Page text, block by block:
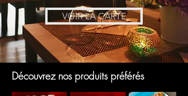
VOIR LA CARTE
Découvrez nos produits préférés